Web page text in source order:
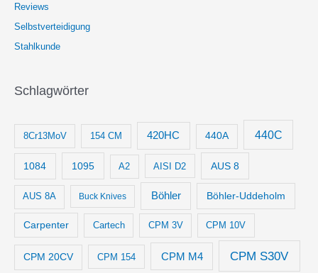
Reviews
Selbstverteidigung
Stahlkunde
Schlagwörter
8Cr13MoV 154 CM 420HC 440A 440C
1084 1095 A2 AISI D2 AUS 8
AUS 8A Buck Knives Böhler Böhler-Uddeholm
Carpenter Cartech CPM 3V CPM 10V
CPM 20CV CPM 154 CPM M4 CPM S30V